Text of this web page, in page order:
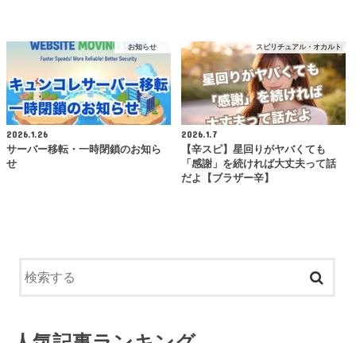
お知らせ
2026.1.26
サーバー移転・一時閉鎖のお知ら
せ
スピリチュアル・オカルト
2026.1.7
【辛スピ】星回りがヤバくても
「感謝」を続ければ大丈夫って話
だよ【ブラザー辛】